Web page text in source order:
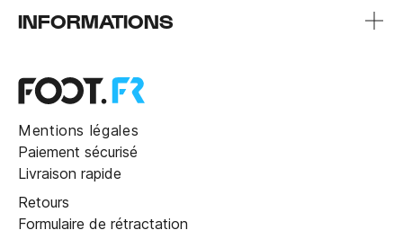
INFORMATIONS
Mentions légales
Paiement sécurisé
Livraison rapide
Retours
Formulaire de rétractation